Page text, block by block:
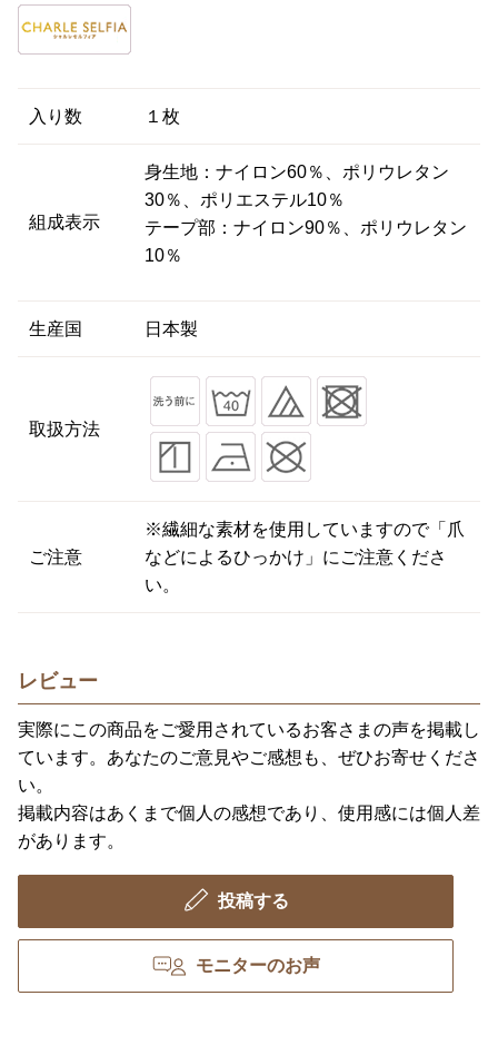
入り数 １枚
組成表示
身生地：ナイロン60％、ポリウレタン
30％、ポリエステル10％
テープ部：ナイロン90％、ポリウレタン
10％
生産国 日本製
取扱方法
ご注意
※繊細な素材を使用していますので「爪
などによるひっかけ」にご注意くださ
い。
レビュー
実際にこの商品をご愛用されているお客さまの声を掲載し
ています。あなたのご意見やご感想も、ぜひお寄せくださ
い。
掲載内容はあくまで個人の感想であり、使用感には個人差
があります。
投稿する
モニターのお声